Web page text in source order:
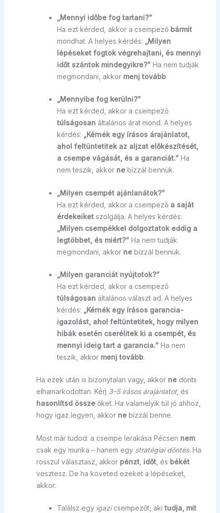
„Mennyi időbe fog tartani?”
Ha ezt kérded, akkor a csempező bármit
mondhat. A helyes kérdés: „Milyen
lépéseket fogtok végrehajtani, és mennyi
időt szántok mindegyikre?”Ha nem tudják
megmondani, akkor menj tovább.
„Mennyibe fog kerülni?”
Ha ezt kérded, akkor a csempező
túlságosan általános árat mond. A helyes
kérdés: „Kérnék egy írásos árajánlatot,
ahol feltüntetitek az aljzat előkészítését,
a csempe vágását, és a garanciát.”Ha
nem teszik, akkor nebízzál bennük.
„Milyen csempét ajánlanátok?”
Ha ezt kérded, akkor a csempező a saját
érdekeiketszolgálja. A helyes kérdés:
„Milyen csempékkel dolgoztatok eddig a
legtöbbet, és miért?”Ha nem tudják
megmondani, akkor nebízzál bennük.
„Milyen garanciát nyújtotok?”
Ha ezt kérded, akkor a csempező
túlságosan általános választ ad. A helyes
kérdés: „Kérnék egy írásos garancia-
igazolást, ahol feltüntetitek, hogy milyen
hibák esetén cserélitek ki a csempét, és
mennyi ideig tart a garancia.”Ha nem
teszik, akkor menj tovább.
Ha ezek után is bizonytalan vagy, akkor nedönts
elhamarkodottan. Kérj 3–5 írásos árajánlatot, és
hasonlítsd összeőket. Ha valamelyik túl jó ahhoz,
hogy igaz legyen, akkor nebízzál benne.
Most már tudod: a csempe lerakása Pécsen nem
csak egy munka – hanem egy stratégiai döntés. Ha
rosszul választasz, akkor pénzt, időt, és békét
vesztesz. De ha követed ezeket a lépéseket,
akkor:
Találsz egy igazicsempezőt, aki tudja, mit